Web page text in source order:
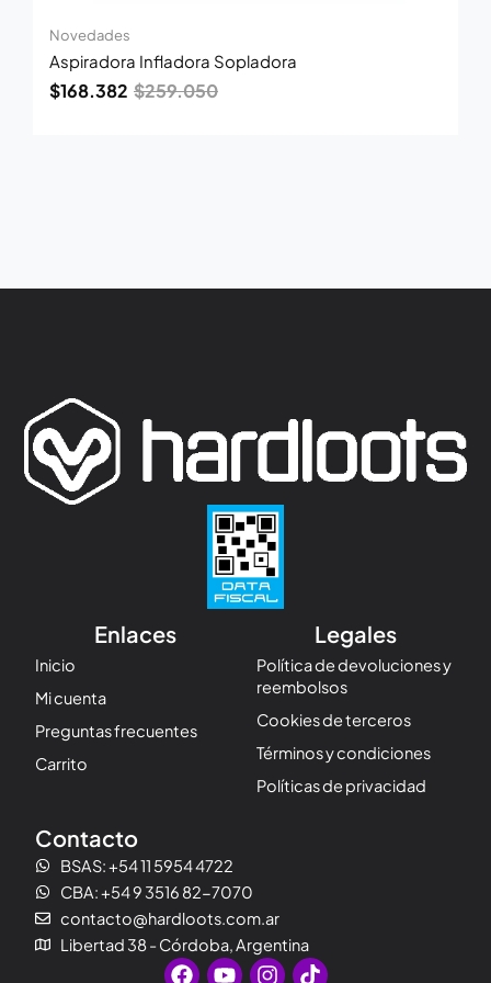
Novedades
Aspiradora Infladora Sopladora
$259.050
$168.382
Enlaces
Inicio
Mi cuenta
Preguntas frecuentes
Carrito
Legales
Política de devoluciones y
reembolsos
Cookies de terceros
Términos y condiciones
Políticas de privacidad
Contacto
BSAS: +54 11 5954 4722
CBA: +54 9 3516 82-7070
contacto@hardloots.com.ar
Libertad 38 - Córdoba, Argentina
F
Y
I
T